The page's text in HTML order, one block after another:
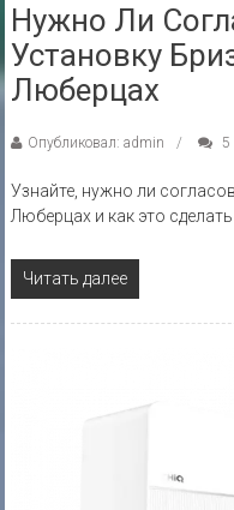
Нужно Ли
Установку
Люберцах
Опубликовал: admin 5
Узнайте, нужно ли
Люберцах и как это
Читать далее